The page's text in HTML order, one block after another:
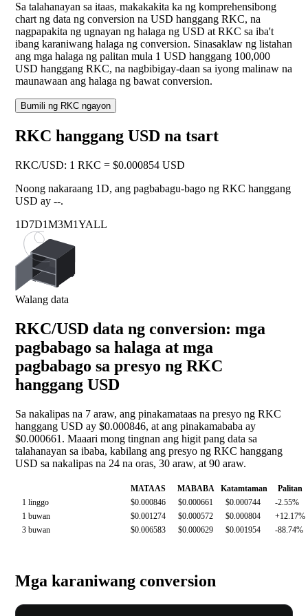
Sa talahanayan sa itaas, makakakita ka ng komprehensibong
chart ng data ng conversion na USD hanggang RKC, na
nagpapakita ng ugnayan ng halaga ng USD at RKC sa iba't
ibang karaniwang halaga ng conversion. Sinasaklaw ng listahan
ang mga halaga ng palitan mula 1 USD hanggang 100,000
USD hanggang RKC, na nagbibigay-daan sa iyong malinaw na
maunawaan ang halaga ng bawat conversion.
Bumili ng RKC ngayon
RKC hanggang USD na tsart
RKC/USD: 1 RKC = $0.000854 USD
Noong nakaraang 1D, ang pagbabagu-bago ng RKC hanggang
USD ay --.
1D7D1M3M1YALL
Walang data
RKC/USD data ng conversion: mga
pagbabago sa halaga at mga
pagbabago sa presyo ng RKC
hanggang USD
Sa nakalipas na 7 araw, ang pinakamataas na presyo ng RKC
hanggang USD ay $0.000846, at ang pinakamababa ay
$0.000661. Maaari mong tingnan ang higit pang data sa
talahanayan sa ibaba, kabilang ang presyo ng RKC hanggang
USD sa nakalipas na 24 na oras, 30 araw, at 90 araw.
MATAAS MABABA Katamtaman
Palitan
1 linggo
$0.000846 $0.000661 $0.000744
-2.55%
1 buwan
$0.001274 $0.000572 $0.000804
+12.17%
3 buwan
$0.006583 $0.000629 $0.001954 -88.74%
Mga karaniwang conversion